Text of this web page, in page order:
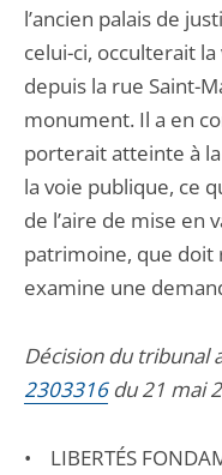
l’ancien palais de
celui-ci, occulterait
depuis la rue Saint-
monument. Il a en
porterait atteinte à
la voie publique, ce
de l’aire de mise en
patrimoine, que doit
examine une
Décision du tribunal
2303316du 21 mai
• LIBERTÉS